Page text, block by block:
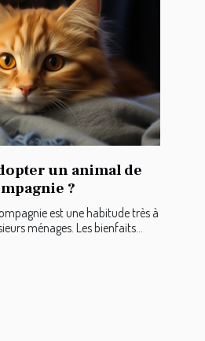
un animal de
?
est une habitude très à
ménages. Les bienfaits...